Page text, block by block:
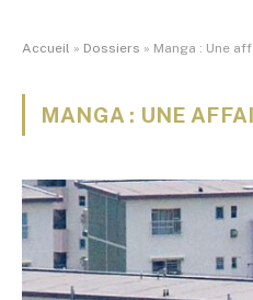
Accueil » Dossiers » Manga : Une
MANGA : UNE